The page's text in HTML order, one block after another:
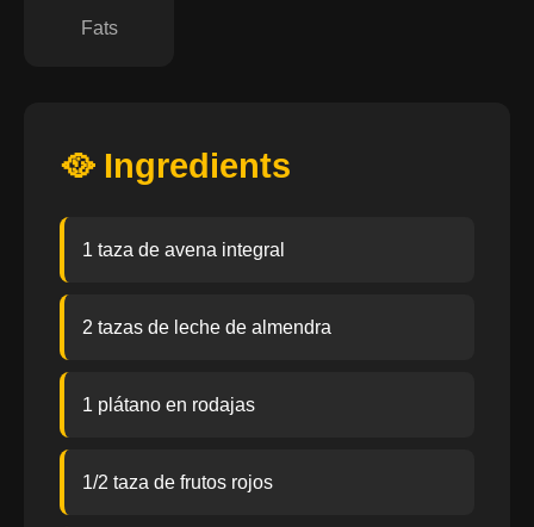
Fats
🥘 Ingredients
1 taza de avena integral
2 tazas de leche de almendra
1 plátano en rodajas
1/2 taza de frutos rojos